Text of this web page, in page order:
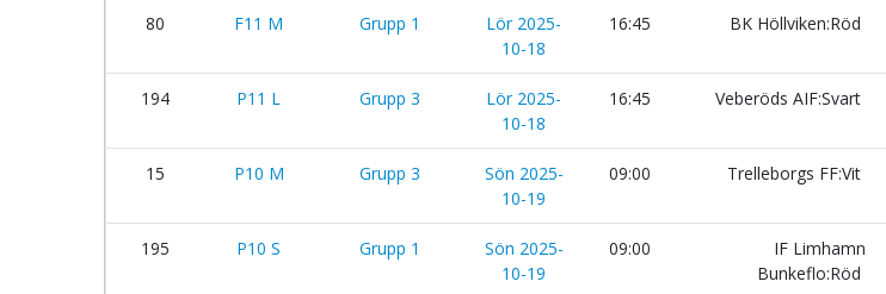
80 F11 M Grupp 1
Lör 2025-
10-18
16:45 BK Höllviken:Röd
194 P11 L Grupp 3
Lör 2025-
10-18
16:45 Veberöds AIF:Svart
15 P10 M Grupp 3
Sön 2025-
10-19
09:00 Trelleborgs FF:Vit
195 P10 S Grupp 1
Sön 2025-
10-19
09:00
IF Limhamn
Bunkeflo:Röd